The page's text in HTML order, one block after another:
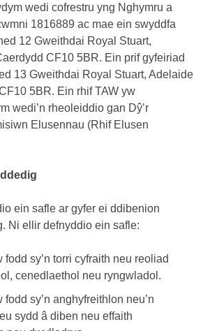
wedi cofrestru yng Nghymru a
1816889 ac mae ein swyddfa
12 Gweithdai Royal Stuart,
CF10 5BR. Ein prif gyfeiriad
13 Gweithdai Royal Stuart, Adelaide
5BR. Ein rhif TAW yw
wedi’n rheoleiddio gan Dŷ’r
Elusennau (Rhif Elusen
ein safle ar gyfer ei ddibenion
Ni ellir defnyddio ein safle:
fodd sy’n torri cyfraith neu reoliad
cenedlaethol neu ryngwladol.
fodd sy’n anghyfreithlon neu’n
sydd â diben neu effaith